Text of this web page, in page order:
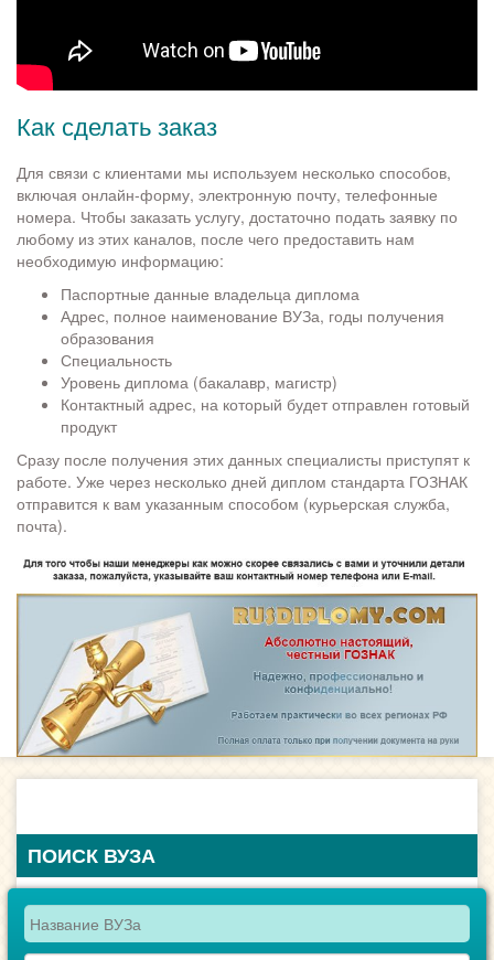
Как сделать заказ
Для связи с клиентами мы используем несколько способов,
включая онлайн-форму, электронную почту, телефонные
номера. Чтобы заказать услугу, достаточно подать заявку по
любому из этих каналов, после чего предоставить нам
необходимую информацию:
Паспортные данные владельца диплома
Адрес, полное наименование ВУЗа, годы получения
образования
Специальность
Уровень диплома (бакалавр, магистр)
Контактный адрес, на который будет отправлен готовый
продукт
Сразу после получения этих данных специалисты приступят к
работе. Уже через несколько дней диплом стандарта ГОЗНАК
отправится к вам указанным способом (курьерская служба,
почта).
ПОИСК ВУЗА